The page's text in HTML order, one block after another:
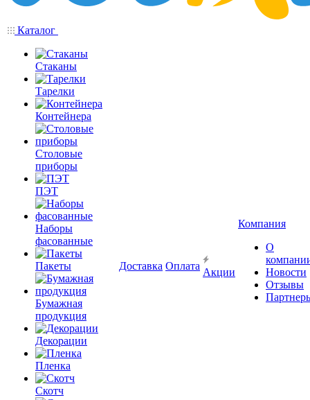
Каталог
Стаканы
Тарелки
Контейнера
Столовые
приборы
ПЭТ
Наборы
фасованные
Пакеты
Бумажная
продукция
Декорации
Пленка
Скотч
Доставка Оплата
Акции
Компания
О
Новости
Отзывы